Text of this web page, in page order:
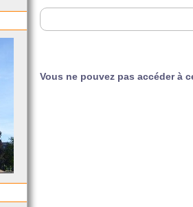
Vous ne pouvez pas accéder à